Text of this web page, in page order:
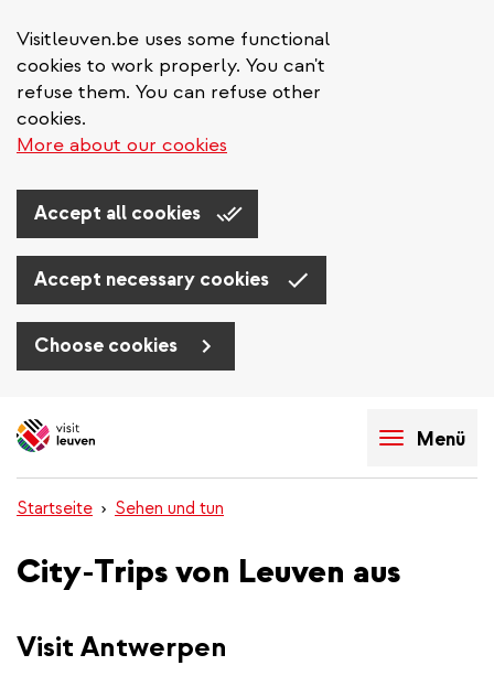
Visitleuven.be uses some functional
cookies to work properly. You can't
refuse them. You can refuse other
cookies.
More about our cookies
Accept all cookies
Accept necessary cookies
Choose cookies
zum
Menü
Startseite Sehen und tun
City-Trips von Leuven aus
Visit Antwerpen